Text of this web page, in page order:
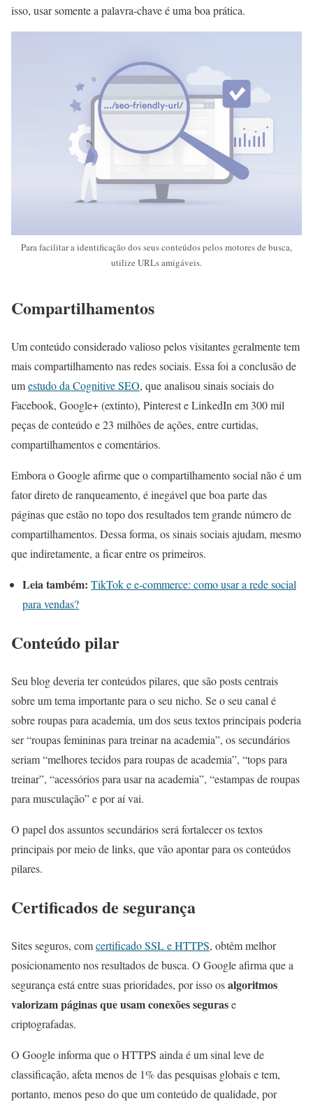
isso, usar somente a palavra-chave é uma boa prática.
Para facilitar a identificação dos seus conteúdos pelos motores de busca,
utilize URLs amigáveis.
Compartilhamentos
Um conteúdo considerado valioso pelos visitantes geralmente tem
mais compartilhamento nas redes sociais. Essa foi a conclusão de
umestudo da Cognitive SEO, que analisou sinais sociais do
Facebook, Google+ (extinto), Pinterest e LinkedIn em 300 mil
peças de conteúdo e 23 milhões de ações, entre curtidas,
compartilhamentos e comentários.
Embora o Google afirme que o compartilhamento social não é um
fator direto de ranqueamento, é inegável que boa parte das
páginas que estão no topo dos resultados tem grande número de
compartilhamentos. Dessa forma, os sinais sociais ajudam, mesmo
que indiretamente, a ficar entre os primeiros.
Leia também: TikTok e e-commerce: como usar a rede social
para vendas?
Conteúdo pilar
Seu blog deveria ter conteúdos pilares, que são posts centrais
sobre um tema importante para o seu nicho. Se o seu canal é
sobre roupas para academia, um dos seus textos principais poderia
ser “roupas femininas para treinar na academia”, os secundários
seriam “melhores tecidos para roupas de academia”, “tops para
treinar”, “acessórios para usar na academia”, “estampas de roupas
para musculação” e por aí vai.
O papel dos assuntos secundários será fortalecer os textos
principais por meio de links, que vão apontar para os conteúdos
pilares.
Certificados de segurança
Sites seguros, comcertificado SSL e HTTPS, obtêm melhor
posicionamento nos resultados de busca. O Google afirma que a
segurança está entre suas prioridades, por isso osalgoritmos
valorizam páginas que usam conexões segurase
criptografadas.
O Google informa que o HTTPS ainda é um sinal leve de
classificação, afeta menos de 1% das pesquisas globais e tem,
portanto, menos peso do que um conteúdo de qualidade, por